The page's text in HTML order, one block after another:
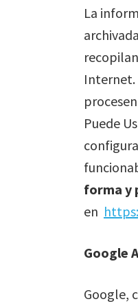
La
Internet.
Puede
forma y
en
Google
Google,